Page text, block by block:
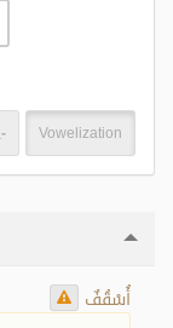
- Vowelization
أُسْقُفٌ